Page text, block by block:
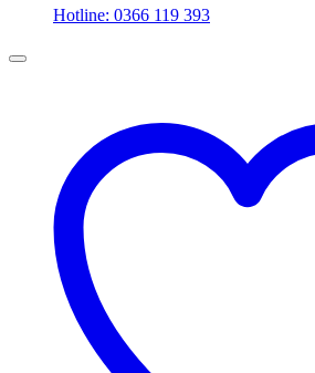
Hotline: 0366 119 393